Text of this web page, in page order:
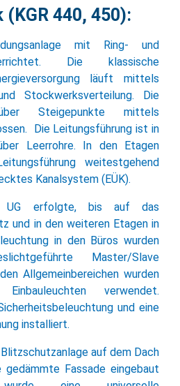
440, 450):
mit Ring- und
Die klassische
läuft mittels
Stockwerksverteilung. Die
Steigepunkte mittels
Die Leitungsführung ist in
Leerrohre. In den Etagen
weitestgehend
Kanalsystem (EÜK).
UG erfolgte, bis auf das
und in den weiteren Etagen in
in den Büros wurden
Master/Slave
Allgemeinbereichen wurden
verwendet.
und eine
installiert.
auf dem Dach
gedämmte Fassade eingebaut